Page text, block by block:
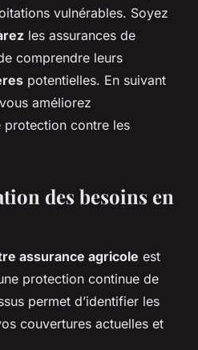
vulnérables. Soyez
les assurances de
comprendre leurs
potentielles. En suivant
améliorez
contre les
des besoins en
assurance agricole est
protection continue de
permet d’identifier les
couvertures actuelles et